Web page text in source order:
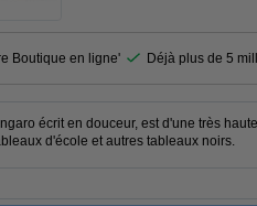
Boutique en ligne' Déjà plus de 5
écrit en douceur, est d'une très
d'école et autres tableaux noirs.